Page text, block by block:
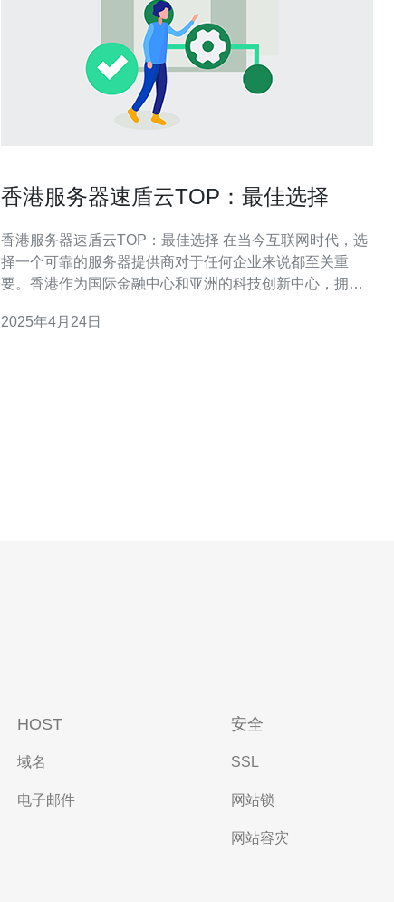
香港服务器速盾云TOP：最佳选择
香港服务器速盾云TOP：最佳选择 在当今互联网时代，选
择一个可靠的服务器提供商对于任何企业来说都至关重
要。香港作为国际金融中心和亚洲的科技创新中心，拥有
选择香港服务器的首选。 在众多香港服务器提供商中，速
2025年4月24日
HOST
域名
电子邮件
安全
SSL
网站锁
网站容灾